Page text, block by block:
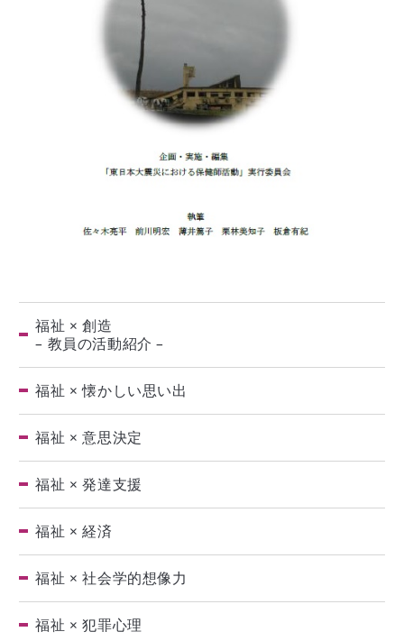
福祉 × 創造
– 教員の活動紹介 –
福祉 × 懐かしい思い出
福祉 × 意思決定
福祉 × 発達支援
福祉 × 経済
福祉 × 社会学的想像力
福祉 × 犯罪心理